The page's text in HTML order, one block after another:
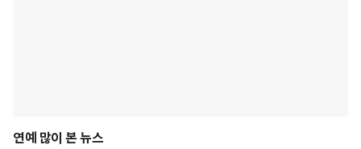
연예 많이 본 뉴스